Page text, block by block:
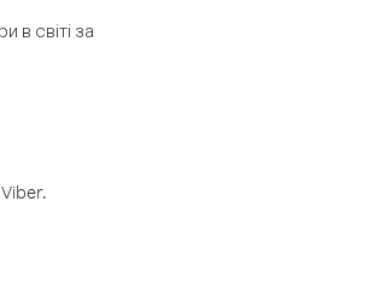
в світі за